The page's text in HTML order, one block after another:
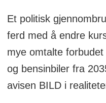
Et politisk
ferd med å endre
mye omtalte
og bensinbiler fra
avisen BILD i